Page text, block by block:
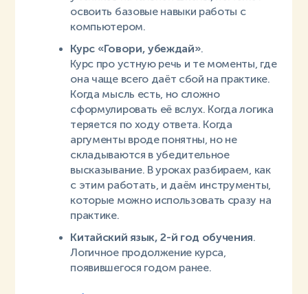
освоить базовые навыки работы с
компьютером.
Курс «Говори, убеждай».
Курс про устную речь и те моменты, где
она чаще всего даёт сбой на практике.
Когда мысль есть, но сложно
сформулировать её вслух. Когда логика
теряется по ходу ответа. Когда
аргументы вроде понятны, но не
складываются в убедительное
высказывание. В уроках разбираем, как
с этим работать, и даём инструменты,
которые можно использовать сразу на
практике.
Китайский язык, 2-й год обучения.
Логичное продолжение курса,
появившегося годом ранее.